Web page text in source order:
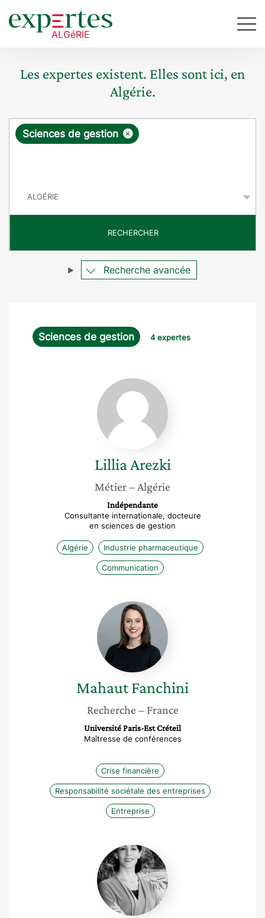
Les expertes existent. Elles sont ici, en
Algérie.
R
ê
e
×
Sciences de gestion
RECHERCHER
Recherche avancée
Sciences de gestion 4 expertes
Lillia
Arezki
LilliaArezki
Métier– Algérie
Indépendante
Consultante internationale, docteure
en sciences de gestion
Algérie Industrie pharmaceutique
Communication
Mahaut
Fanchini
MahautFanchini
Recherche – France
Université Paris-Est Créteil
Maîtresse de conférences
Crise financière
Responsabilité sociétale des entreprises
Entreprise
Anissa
Djabi